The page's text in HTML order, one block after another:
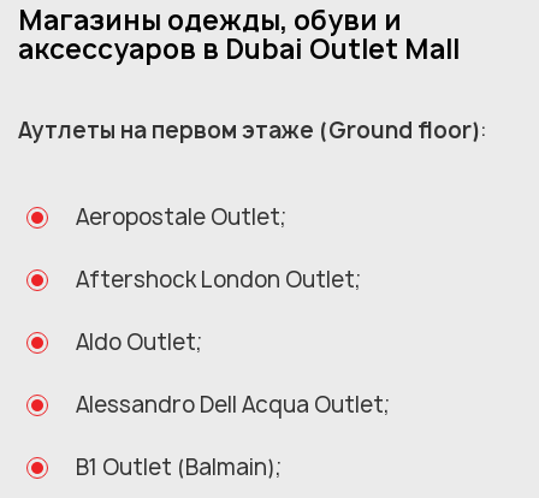
Магазины одежды, обуви и
аксессуаров в Dubai Outlet Mall
Аутлеты на первом этаже (Ground floor):
Aeropostale Outlet;
Aftershock London Outlet;
Aldo Outlet;
Alessandro Dell Acqua Outlet;
B1 Outlet (Balmain);